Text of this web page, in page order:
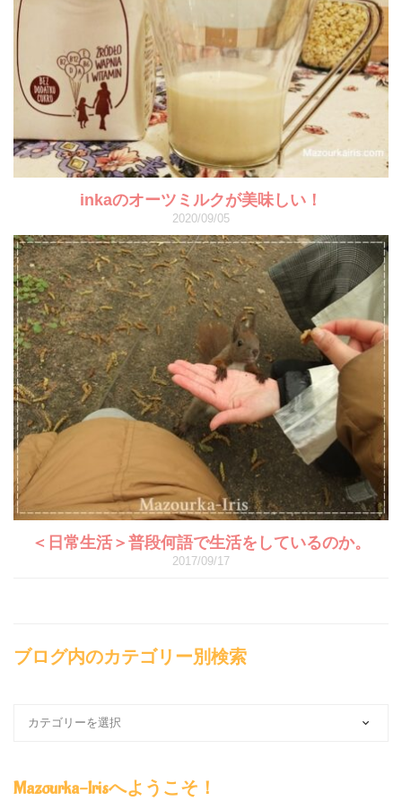
inkaのオーツミルクが美味しい！
2020/09/05
＜日常生活＞普段何語で生活をしているのか。
2017/09/17
ブログ内のカテゴリー別検索
の
Mazourka-Irisへようこそ！